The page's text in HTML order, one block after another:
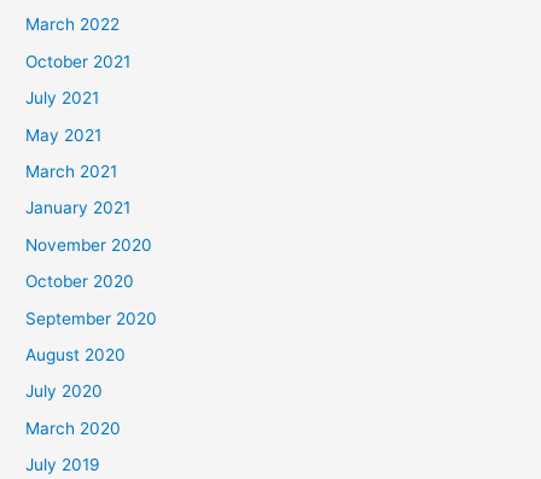
March 2022
October 2021
July 2021
May 2021
March 2021
January 2021
November 2020
October 2020
September 2020
August 2020
July 2020
March 2020
July 2019